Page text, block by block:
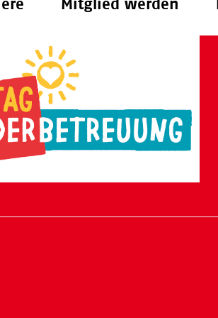
Mitglied werden